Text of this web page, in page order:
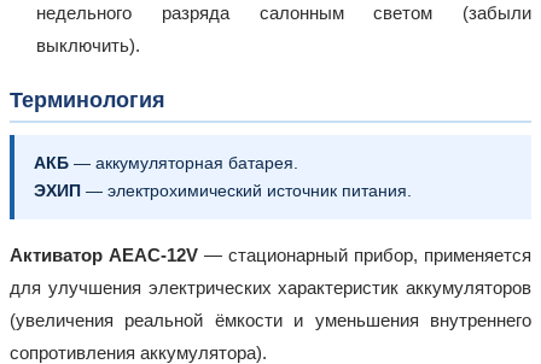
недельного разряда салонным светом (забыли
выключить).
Терминология
АКБ — аккумуляторная батарея.
ЭХИП — электрохимический источник питания.
Активатор AEAC-12V — стационарный прибор, применяется
для улучшения электрических характеристик аккумуляторов
(увеличения реальной ёмкости и уменьшения внутреннего
сопротивления аккумулятора).